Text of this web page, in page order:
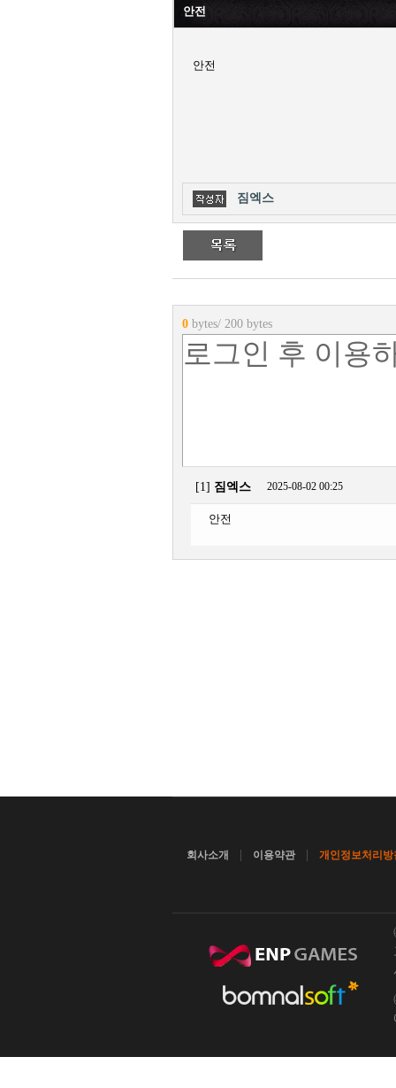
안전
안전
짐엑스
0 bytes/ 200 bytes
[1] 짐엑스 2025-08-02 00:25
안전
회사소개 이용약관 개인정보처리방